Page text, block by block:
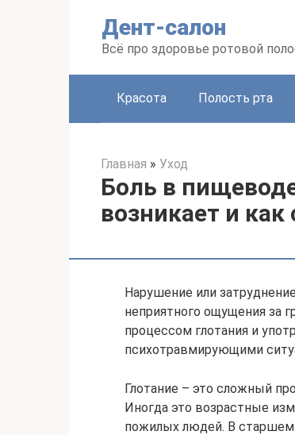
Дент-салон
Всё про здоровье ротовой
Красота Полость рта
Главная » Уход
Боль в
возникает и как
Нарушение или
неприятного ощущения за
процессом глотания и
психотравмирующими
Глотание – это сложный
Иногда это возрастные
пожилых людей. В старшем